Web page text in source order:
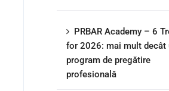
PRBAR Academy – 6
for 2026: mai mult decât
program de pregătire
profesională